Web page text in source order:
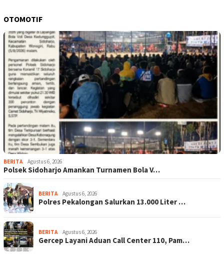
OTOMOTIF
BERITA Agustus 6, 2026
Polsek Sidoharjo Amankan Turnamen Bola V…
BERITA Agustus 6, 2026
Polres Pekalongan Salurkan 13.000 Liter …
BERITA Agustus 6, 2026
Gercep Layani Aduan Call Center 110, Pam…